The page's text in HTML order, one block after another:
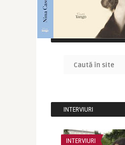
CAUTĂ ÎN SITE
INTERVIURI
INTERVIURI